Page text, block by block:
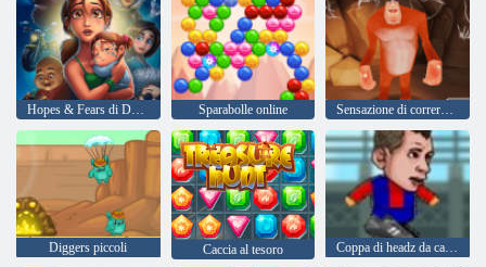
Hopes & Fears di Delicious Emily Sparabolle online Sensazione di correre di yeti
Diggers piccoli Caccia al tesoro Coppa di headz da calcio 2